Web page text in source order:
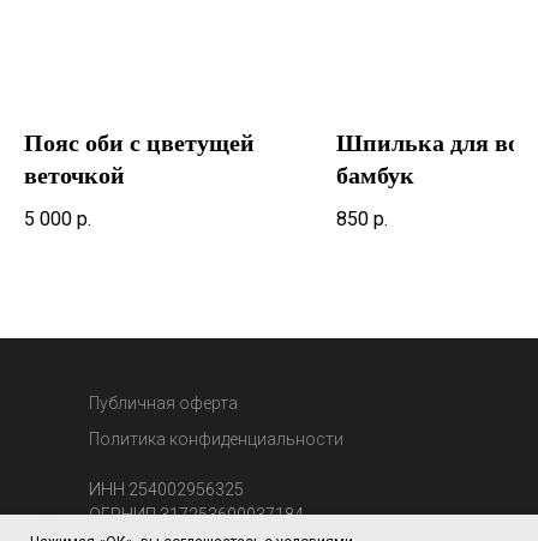
Пояс оби с цветущей
веточкой
5 000 р.
Шпилька для
бамбук
850 р.
Политика конфиденциальности
Публичная оферта
ИНН 254002956325
ОГРНИП 317253600037184